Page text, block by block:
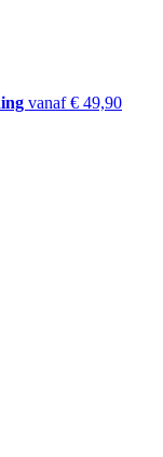
vanaf € 49,90